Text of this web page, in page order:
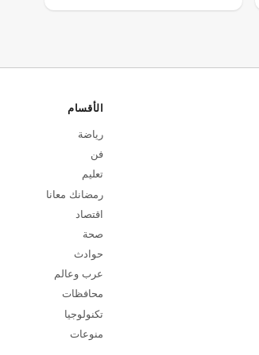
الأقسام
رياضة
فن
تعليم
رمضانك معانا
اقتصاد
صحة
حوادث
عرب وعالم
محافظات
تكنولوجيا
منوعات